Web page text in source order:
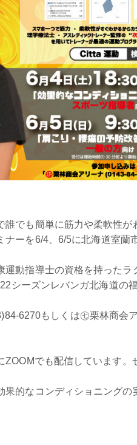
誰でも簡単に筋力や柔軟性が
ーを6/4、6/5に北海道室蘭
運動指導士の資格を持った
シーズンレバンガ北海道の
6270もしくは㊆栗林商会
でも配信しています。
果的なコンディショニングの